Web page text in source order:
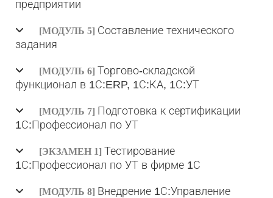
предприятии
[МОДУЛЬ 5] Составление технического
задания
[МОДУЛЬ 6] Торгово-складской
функционал в 1С:ERP, 1С:КА, 1С:УТ
[МОДУЛЬ 7] Подготовка к сертификации
1С:Профессионал по УТ
[ЭКЗАМЕН 1] Тестирование
1С:Профессионал по УТ в фирме 1С
[МОДУЛЬ 8] Внедрение 1С:Управление